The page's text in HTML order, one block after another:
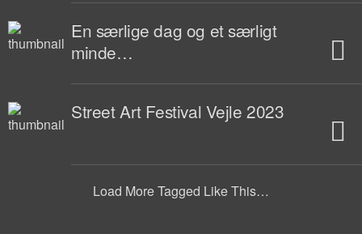
En særlige dag og et særligt
minde…
Street Art Festival Vejle 2023
Load More Tagged Like This…